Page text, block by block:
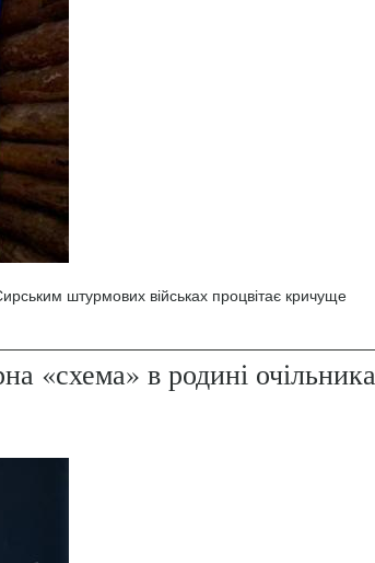
штурмових військах процвітає кричуще
«схема» в родині очільника